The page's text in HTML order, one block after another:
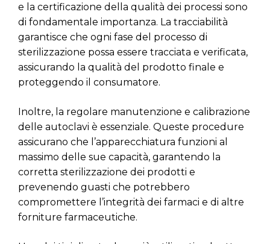
e la certificazione della qualità dei processi sono
di fondamentale importanza. La tracciabilità
garantisce che ogni fase del processo di
sterilizzazione possa essere tracciata e verificata,
assicurando la qualità del prodotto finale e
proteggendo il consumatore.
Inoltre, la regolare manutenzione e calibrazione
delle autoclavi è essenziale. Queste procedure
assicurano che l’apparecchiatura funzioni al
massimo delle sue capacità, garantendo la
corretta sterilizzazione dei prodotti e
prevenendo guasti che potrebbero
compromettere l’integrità dei farmaci e di altre
forniture farmaceutiche.